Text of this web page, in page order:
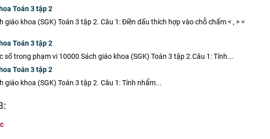
Toán 3 tập 2
khoa (SGK) Toán 3 tập 2. Câu 1: Điền dấu thích hợp vào chỗ chấm < , > =
Toán 3 tập 2
trong phạm vi 10000 Sách giáo khoa (SGK) Toán 3 tập 2.Câu 1: Tính...
Toán 3 tập 2
khoa (SGK) Toán 3 tập 2. Câu 1: Tính nhẩm...